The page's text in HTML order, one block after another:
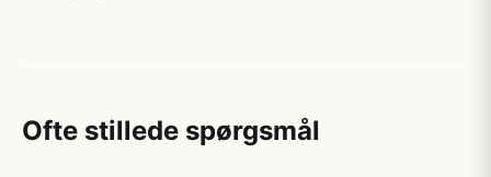
Ofte stillede spørgsmål